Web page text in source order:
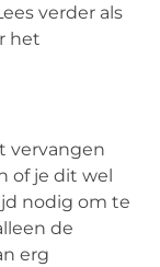
verder als
het
vervangen
of je dit wel
nodig om te
de
erg